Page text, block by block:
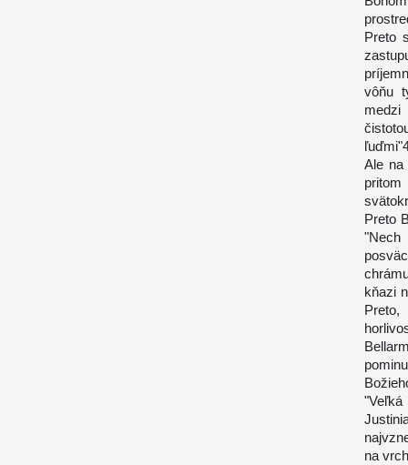
Preto
vôňu
Ale na
Preto
kňazi
na